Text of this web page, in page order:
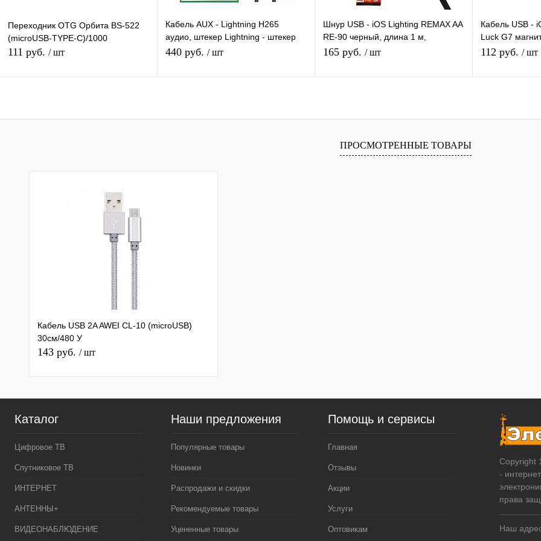
Переходник OTG Орбита BS-522
(microUSB-TYPE-C)/1000
111 руб. / шт
Кабель AUX - Lightning H265
аудио, штекер Lightning - штекер
3.5мм AUX, (Lightning-П на AUX-П)
440 руб. / шт
Шнур USB - iOS Lighting REMAX AA
RE-90 черный, длина 1 м,
материал термоэластопласт (ТЭП)
165 руб. / шт
В избранное В наличии
Кабель USB -
Luck G7
съемный,
112 руб. / шт
ПРОСМОТРЕННЫЕ ТОВАРЫ
Кабель USB 2A AWEI CL-10 (microUSB)
30см/480 У
143 руб. / шт
Каталог
Цифровое ТВ
Спутниковое ТВ
ИНТЕРНЕТ
АНТЕННЫ+
ВИДЕОНАБЛЮДЕНИЕ
Наши предложения
Популярные товары
Новинки
Распродажи и скидки
Рекомендуемые товары
Уцененные товары
Помощь и сервисы
Главная
Отзывы
Акции
Услуги
Оптовикам
Copyright
-
права
Наш